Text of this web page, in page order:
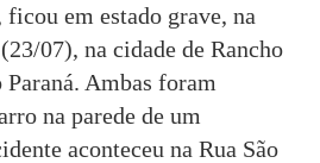
ficou em estado grave, na
07), na cidade de Rancho
Ambas foram
na parede de um
aconteceu na Rua São